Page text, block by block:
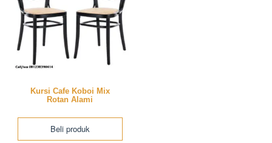
Kursi Cafe Koboi Mix
Rotan Alami
Beli produk